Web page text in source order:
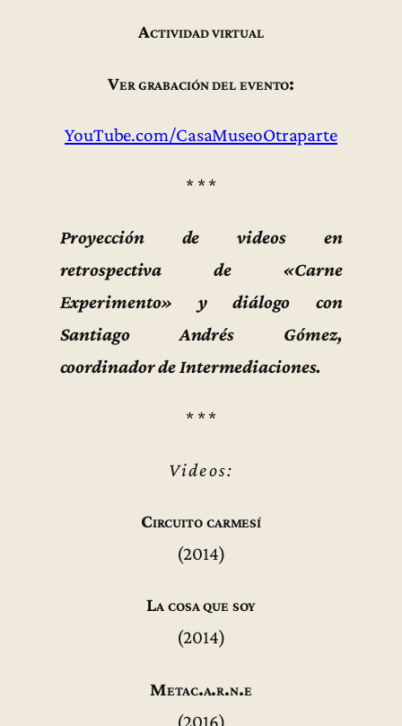
Actividad virtual
Ver grabación del evento:
YouTube.com/CasaMuseoOtraparte
* * *
Proyección de videos en
retrospectiva de «Carne
Experimento» y diálogo con
Santiago Andrés Gómez,
coordinador de Intermediaciones.
* * *
Videos:
Circuito carmesí
(2014)
La cosa que soy
(2014)
Metac.a.r.n.e
(2016)